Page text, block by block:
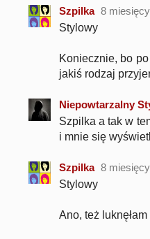
Szpilka 8
Stylowy
Koniecznie, bo
jakiś rodzaj
Niepowtarzalny
Szpilka a tak w
i mnie się
Szpilka 8
Stylowy
Ano, też luknęłam